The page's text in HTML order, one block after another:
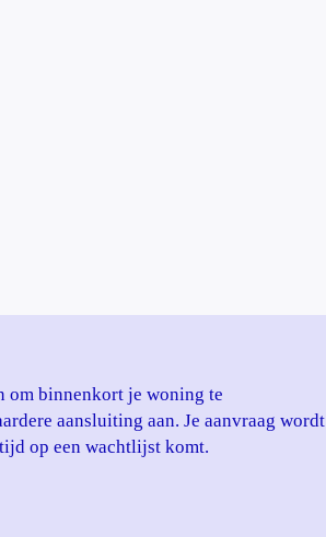
om binnenkort je woning te
aansluiting aan. Je aanvraag wordt
op een wachtlijst komt.